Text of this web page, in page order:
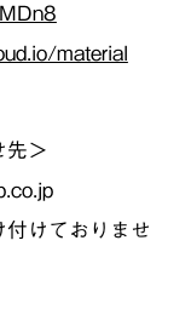
material
先＞
けておりませ